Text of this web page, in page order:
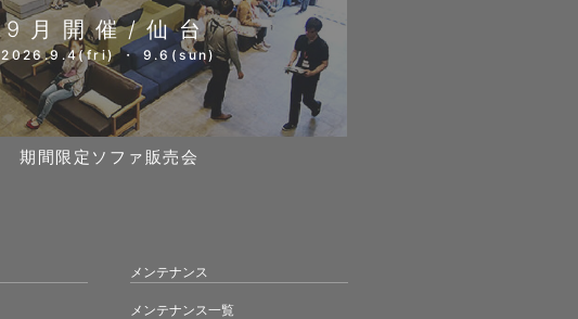
9月開催/仙台
2026.9.4(fri) ・ 9.6(sun)
期間限定ソファ販売会
メンテナンス
メンテナンス一覧